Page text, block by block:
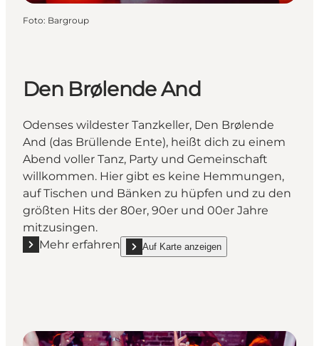
Foto: Bargroup
Den Brølende And
Odenses wildester Tanzkeller, Den Brølende
And (das Brüllende Ente), heißt dich zu einem
Abend voller Tanz, Party und Gemeinschaft
willkommen. Hier gibt es keine Hemmungen,
auf Tischen und Bänken zu hüpfen und zu den
größten Hits der 80er, 90er und 00er Jahre
mitzusingen.
Mehr erfahren
Mehr erfahren "Den Brølende And"
Auf Karte anzeigen
show Den Brølende And on_map